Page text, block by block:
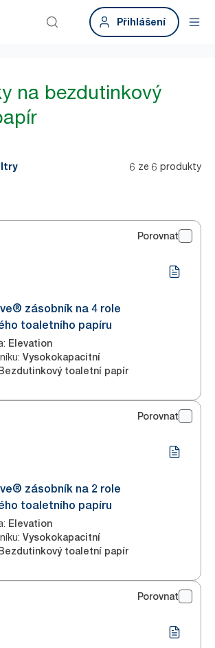
Přihlášení
na bezdutinkový
6 ze 6 produkty
Porovnat
zásobník na 4 role
toaletního papíru
: Elevation
: Vysokokapacitní
Bezdutinkový toaletní papír
Porovnat
zásobník na 2 role
toaletního papíru
: Elevation
: Vysokokapacitní
Bezdutinkový toaletní papír
Porovnat